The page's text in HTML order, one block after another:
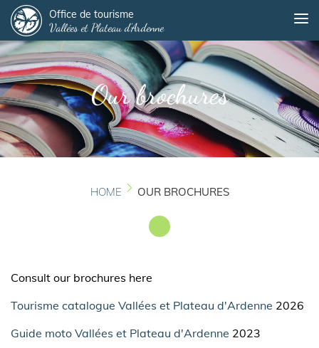
to
main
content
Office de tourisme
Vallées et Plateau d'Ardenne
Our brochures
HOME OUR BROCHURES
Consult our brochures here
Tourisme catalogue Vallées et Plateau d'Ardenne 2026
Guide moto Vallées et Plateau d'Ardenne 2023
Panneau de gestion des cookies